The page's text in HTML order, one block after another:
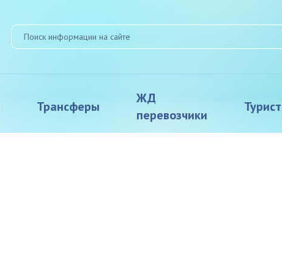
Трансферы
ЖД
перевозчики